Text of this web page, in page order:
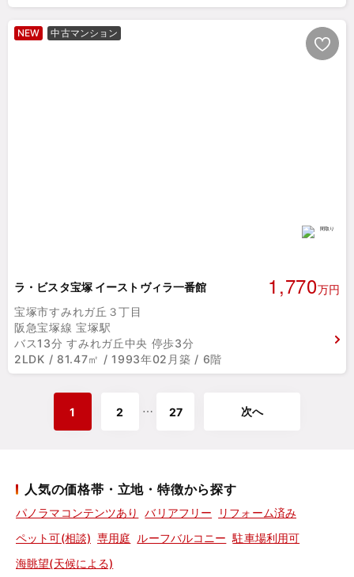
NEW 中古マンション
ラ・ビスタ宝塚 イーストヴィラ一番館 1,770万円
宝塚市すみれガ丘３丁目
阪急宝塚線 宝塚駅
バス13分 すみれガ丘中央 停歩3分
2LDK / 81.47㎡ / 1993年02月築 / 6階
1 2 ⋯ 27 次へ
人気の価格帯・立地・特徴から探す
パノラマコンテンツあり バリアフリー
リフォーム済み
ペット可(相談) 専用庭 ルーフバルコニー 駐車場利用可
海眺望(天候による)